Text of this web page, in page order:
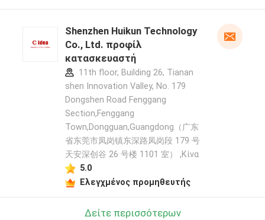
Shenzhen Huikun Technology
Co., Ltd. προφίλ
κατασκευαστή
11th floor, Building 26, Tianan
shen Innovation Valley, No. 179
Dongshen Road Fenggang
Section,Fenggang
Town,Dongguan,Guangdong（广东
省东莞市凤岗镇东深路凤岗段 179 号
天安深创谷 26 号楼 1101 室） ,Κίνα
5.0
Ελεγχμένος προμηθευτής
Δείτε περισσότερων